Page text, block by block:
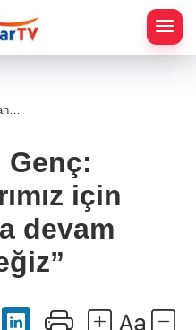
Genç:
için
devam